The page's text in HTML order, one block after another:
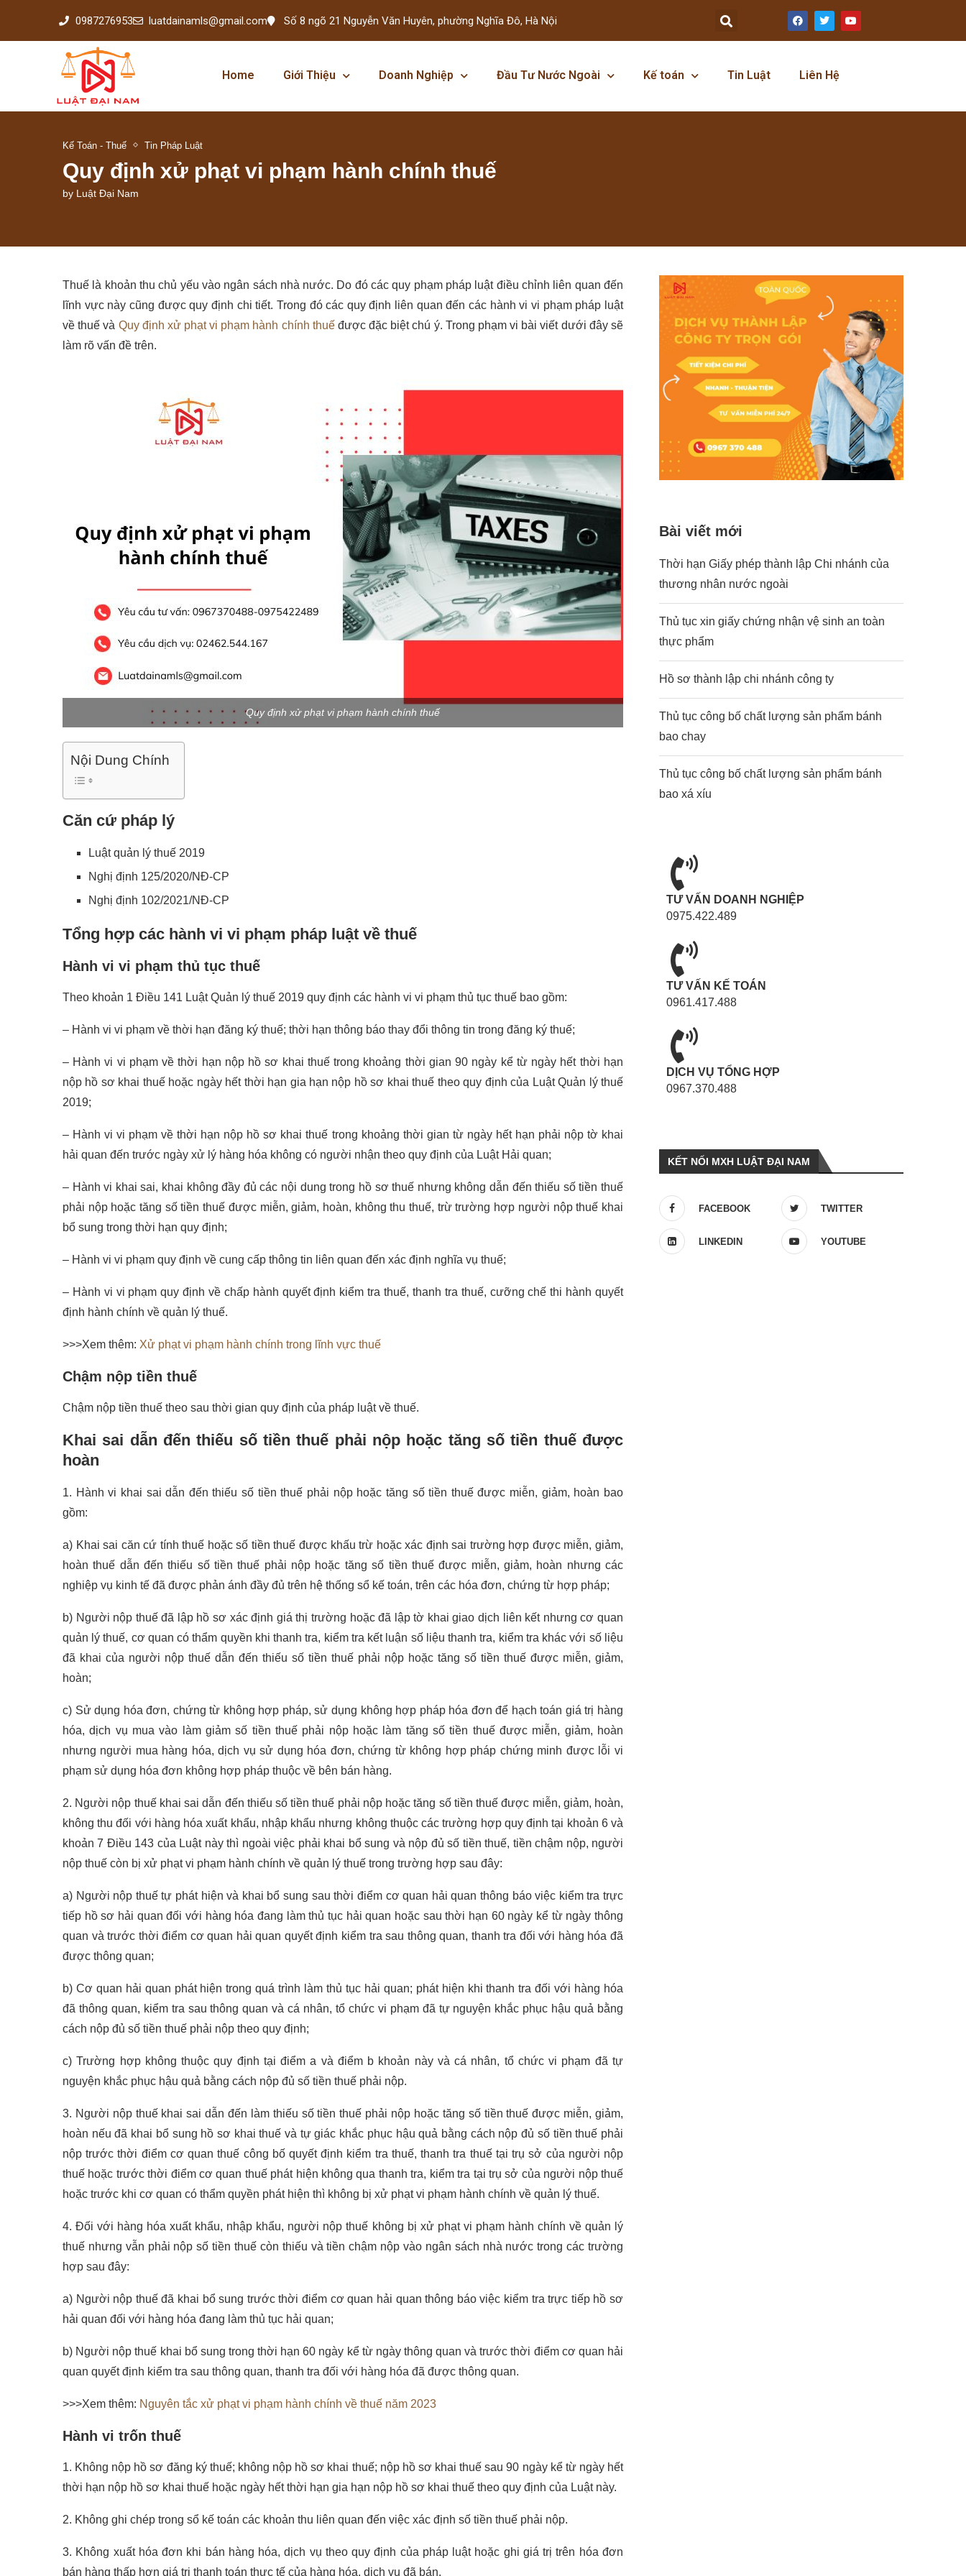
0987276953 luatdainamls@gmail.com Số 8 ngõ 21 Nguyễn Văn Huyên, phường Nghĩa Đô, Hà Nội
Home Giới Thiệu Doanh Nghiệp Đầu Tư Nước Ngoài Kế toán Tin Luật Liên Hệ
Kế Toán - Thuế Tin Pháp Luật
Quy định xử phạt vi phạm hành chính thuế
by Luật Đại Nam
Thuế là khoản thu chủ yếu vào ngân sách nhà nước. Do đó các quy phạm pháp luật điều chỉnh liên quan đến
lĩnh vực này cũng được quy định chi tiết. Trong đó các quy định liên quan đến các hành vi vi phạm pháp luật
về thuế và Quy định xử phạt vi phạm hành chính thuếđược đặc biệt chú ý. Trong phạm vi bài viết dưới đây sẽ
làm rõ vấn đề trên.
Quy định xử phạt vi phạm hành chính thuế
Nội Dung Chính
Căn cứ pháp lý
Luật quản lý thuế 2019
Nghị định 125/2020/NĐ-CP
Nghị định 102/2021/NĐ-CP
Tổng hợp các hành vi vi phạm pháp luật về thuế
Hành vi vi phạm thủ tục thuế
Theo khoản 1 Điều 141 Luật Quản lý thuế 2019 quy định các hành vi vi phạm thủ tục thuế bao gồm:
– Hành vi vi phạm về thời hạn đăng ký thuế; thời hạn thông báo thay đổi thông tin trong đăng ký thuế;
– Hành vi vi phạm về thời hạn nộp hồ sơ khai thuế trong khoảng thời gian 90 ngày kể từ ngày hết thời hạn
nộp hồ sơ khai thuế hoặc ngày hết thời hạn gia hạn nộp hồ sơ khai thuế theo quy định của Luật Quản lý thuế
2019;
– Hành vi vi phạm về thời hạn nộp hồ sơ khai thuế trong khoảng thời gian từ ngày hết hạn phải nộp tờ khai
hải quan đến trước ngày xử lý hàng hóa không có người nhận theo quy định của Luật Hải quan;
– Hành vi khai sai, khai không đầy đủ các nội dung trong hồ sơ thuế nhưng không dẫn đến thiếu số tiền thuế
phải nộp hoặc tăng số tiền thuế được miễn, giảm, hoàn, không thu thuế, trừ trường hợp người nộp thuế khai
bổ sung trong thời hạn quy định;
– Hành vi vi phạm quy định về cung cấp thông tin liên quan đến xác định nghĩa vụ thuế;
– Hành vi vi phạm quy định về chấp hành quyết định kiểm tra thuế, thanh tra thuế, cưỡng chế thi hành quyết
định hành chính về quản lý thuế.
>>>Xem thêm: Xử phạt vi phạm hành chính trong lĩnh vực thuế
Chậm nộp tiền thuế
Chậm nộp tiền thuế theo sau thời gian quy định của pháp luật về thuế.
Khai sai dẫn đến thiếu số tiền thuế phải nộp hoặc tăng số tiền thuế được
hoàn
1. Hành vi khai sai dẫn đến thiếu số tiền thuế phải nộp hoặc tăng số tiền thuế được miễn, giảm, hoàn bao
gồm:
a) Khai sai căn cứ tính thuế hoặc số tiềnthuế được khấu trừ hoặc xác định sai trường hợp được miễn, giảm,
hoàn thuế dẫn đến thiếu số tiền thuế phải nộp hoặc tăng số tiền thuế được miễn, giảm, hoàn nhưng các
nghiệp vụ kinh tế đã được phản ánh đầy đủ trên hệ thống sổ kế toán, trên các hóa đơn, chứng từ hợp pháp;
b) Người nộp thuế đã lập hồ sơ xác định giá thị trường hoặc đã lập tờ khai giao dịch liên kết nhưng cơ quan
quản lý thuế, cơ quan có thẩm quyền khi thanh tra, kiểm tra kết luận số liệu thanh tra, kiểm tra khác với số liệu
đã khai của người nộp thuế dẫn đến thiếu số tiền thuế phải nộp hoặc tăng số tiền thuế được miễn, giảm,
hoàn;
c) Sử dụng hóa đơn, chứng từ không hợp pháp, sử dụng không hợp pháp hóa đơn để hạch toán giá trị hàng
hóa, dịch vụ mua vào làm giảm số tiền thuế phải nộp hoặc làm tăng số tiền thuế được miễn, giảm, hoàn
nhưng người mua hàng hóa, dịch vụ sử dụng hóa đơn, chứng từ không hợp pháp chứng minh được lỗi vi
phạm sử dụng hóa đơn không hợp pháp thuộc về bên bán hàng.
2. Người nộp thuế khai sai dẫn đến thiếu số tiền thuế phải nộp hoặc tăng số tiền thuế được miễn, giảm, hoàn,
không thu đối với hàng hóa xuất khẩu, nhập khẩu nhưng không thuộc các trường hợp quy định tại khoản 6 và
khoản 7 Điều 143 của Luật này thì ngoài việc phải khai bổ sung và nộp đủ số tiền thuế, tiền chậm nộp, người
nộp thuế còn bị xử phạt vi phạm hành chính về quản lý thuế trong trường hợp sau đây:
a) Người nộp thuế tự phát hiện và khai bổ sung sau thời điểm cơ quan hải quan thông báo việc kiểm tra trực
tiếp hồ sơ hải quan đối với hàng hóa đang làm thủ tục hải quan hoặc sau thời hạn 60 ngày kể từ ngày thông
quan và trước thời điểm cơ quan hải quan quyết định kiểm tra sau thông quan, thanh tra đối với hàng hóa đã
được thông quan;
b) Cơ quan hải quan phát hiện trong quá trình làm thủ tục hải quan; phát hiện khi thanh tra đối với hàng hóa
đã thông quan, kiểm tra sau thông quan và cá nhân, tổ chức vi phạm đã tự nguyện khắc phục hậu quả bằng
cách nộp đủ số tiền thuế phải nộp theo quy định;
c) Trường hợp không thuộc quy định tại điểm a và điểm b khoản này và cá nhân, tổ chức vi phạm đã tự
nguyện khắc phục hậu quả bằng cách nộp đủ số tiền thuế phải nộp.
3. Người nộp thuế khai sai dẫn đến làm thiếu số tiền thuế phải nộp hoặc tăng số tiền thuế được miễn, giảm,
hoàn nếu đã khai bổ sung hồ sơ khai thuế và tự giác khắc phục hậu quả bằng cách nộp đủ số tiền thuế phải
nộp trước thời điểm cơ quan thuế công bố quyết định kiểm tra thuế, thanh tra thuế tại trụ sở của người nộp
thuế hoặc trước thời điểm cơ quan thuế phát hiện không qua thanh tra, kiểm tra tại trụ sở của người nộp thuế
hoặc trước khi cơ quan có thẩm quyền phát hiện thì không bị xử phạt vi phạm hành chính về quản lý thuế.
4. Đối với hàng hóa xuất khẩu, nhập khẩu, người nộp thuế không bị xử phạt vi phạm hành chính về quản lý
thuế nhưng vẫn phải nộp số tiền thuế còn thiếu và tiền chậm nộp vào ngân sách nhà nước trong các trường
hợp sau đây:
a) Người nộp thuế đã khai bổ sung trước thời điểm cơ quan hải quan thông báo việc kiểm tra trực tiếp hồ sơ
hải quan đối với hàng hóa đang làm thủ tục hải quan;
b) Người nộp thuế khai bổ sung trong thời hạn 60 ngày kể từ ngày thông quan và trước thời điểm cơ quan hải
quan quyết định kiểm tra sau thông quan, thanh tra đối với hàng hóa đã được thông quan.
>>>Xem thêm: Nguyên tắc xử phạt vi phạm hành chính về thuế năm 2023
Hành vi trốn thuế
1. Không nộp hồ sơ đăng ký thuế; không nộp hồ sơ khai thuế; nộp hồ sơ khai thuế sau 90 ngày kể từ ngày hết
thời hạn nộp hồ sơ khai thuế hoặc ngày hết thời hạn gia hạn nộp hồ sơ khai thuế theo quy định của Luật này.
2. Không ghi chép trong sổ kế toán các khoản thu liên quan đến việc xác định số tiền thuế phải nộp.
3. Không xuất hóa đơn khi bán hàng hóa, dịch vụ theo quy định của pháp luật hoặc ghi giá trị trên hóa đơn
bán hàng thấp hơn giá trị thanh toán thực tế của hàng hóa, dịch vụ đã bán.
Bài viết mới
Thời hạn Giấy phép thành lập Chi nhánh của
thương nhân nước ngoài
Thủ tục xin giấy chứng nhận vệ sinh an toàn
thực phẩm
Hồ sơ thành lập chi nhánh công ty
Thủ tục công bố chất lượng sản phẩm bánh
bao chay
Thủ tục công bố chất lượng sản phẩm bánh
bao xá xíu
TƯ VẤN DOANH NGHIỆP
0975.422.489
TƯ VẤN KẾ TOÁN
0961.417.488
DỊCH VỤ TỔNG HỢP
0967.370.488
KẾT NỐI MXH LUẬT ĐẠI NAM
FACEBOOK TWITTER
LINKEDIN YOUTUBE